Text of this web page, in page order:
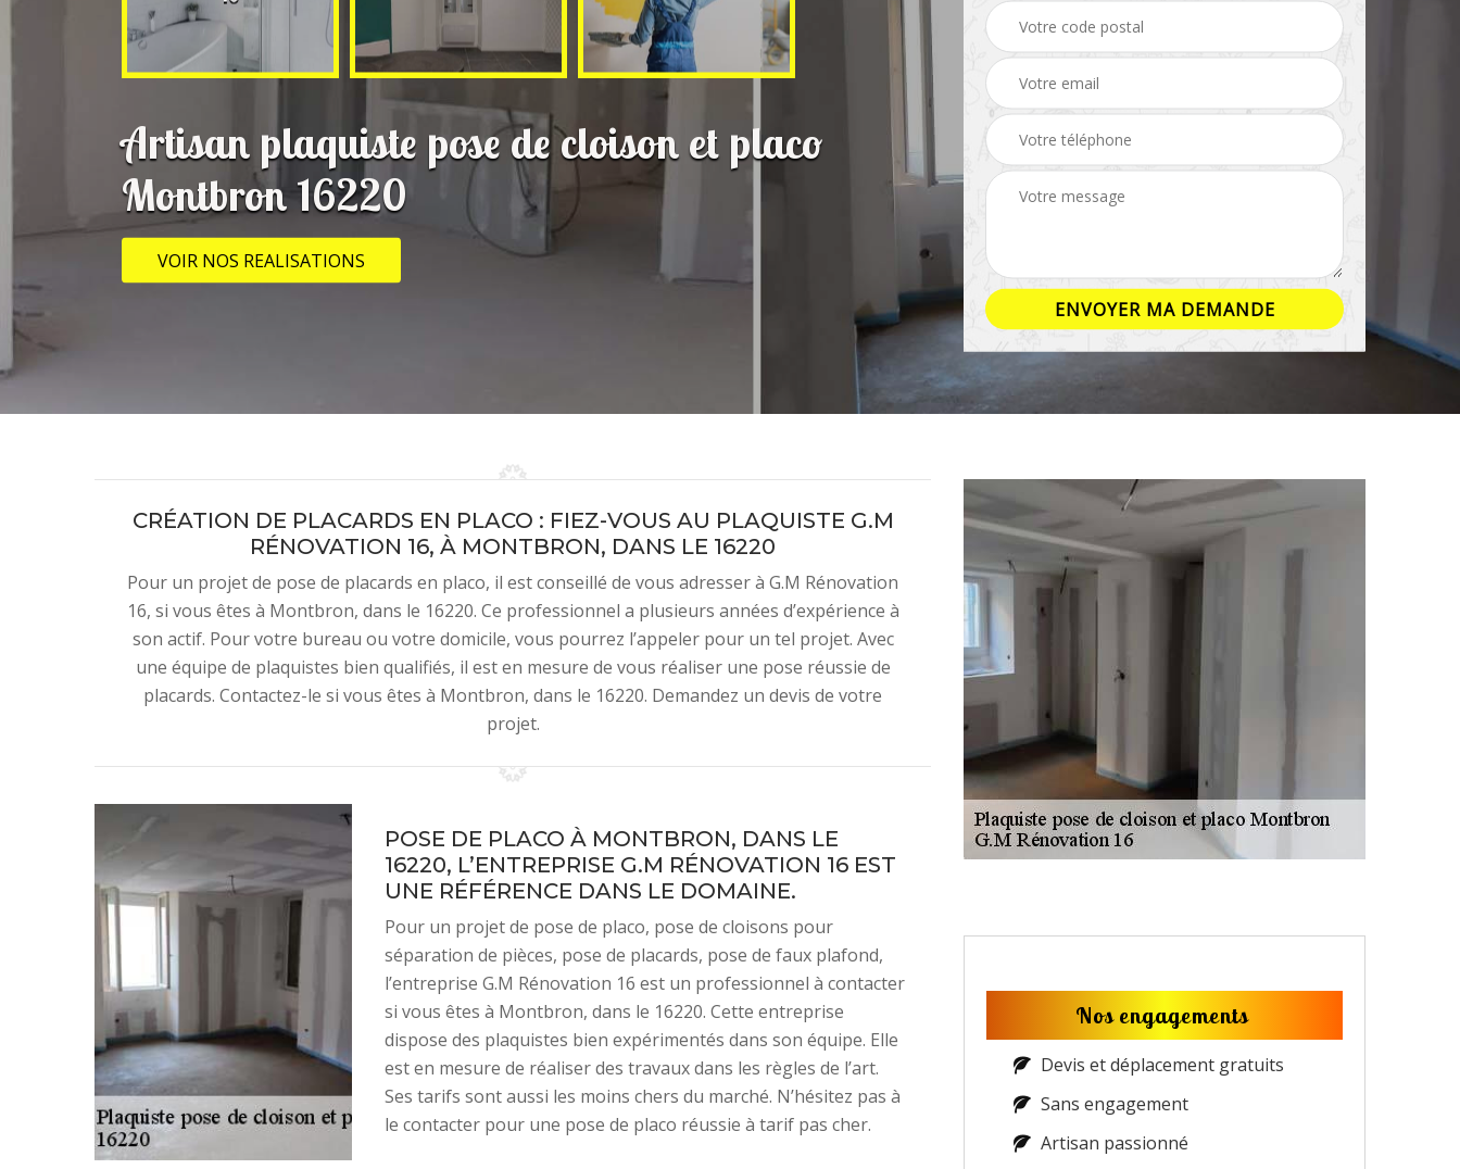
Artisan plaquiste pose de cloison et placo
Montbron 16220
VOIR NOS REALISATIONS
CRÉATION DE PLACARDS EN PLACO : FIEZ-VOUS AU PLAQUISTE G.M
RÉNOVATION 16, À MONTBRON, DANS LE 16220
Pour un projet de pose de placards en placo, il est conseillé de vous adresser à G.M Rénovation
16, si vous êtes à Montbron, dans le 16220. Ce professionnel a plusieurs années d’expérience à
son actif. Pour votre bureau ou votre domicile, vous pourrez l’appeler pour un tel projet. Avec
une équipe de plaquistes bien qualifiés, il est en mesure de vous réaliser une pose réussie de
placards. Contactez-le si vous êtes à Montbron, dans le 16220. Demandez un devis de votre
projet.
POSE DE PLACO À MONTBRON, DANS LE
16220, L’ENTREPRISE G.M RÉNOVATION 16 EST
UNE RÉFÉRENCE DANS LE DOMAINE.
Pour un projet de pose de placo, pose de cloisons pour
séparation de pièces, pose de placards, pose de faux plafond,
l’entreprise G.M Rénovation 16 est un professionnel à contacter
si vous êtes à Montbron, dans le 16220. Cette entreprise
dispose des plaquistes bien expérimentés dans son équipe. Elle
est en mesure de réaliser des travaux dans les règles de l’art.
Ses tarifs sont aussi les moins chers du marché. N’hésitez pas à
le contacter pour une pose de placo réussie à tarif pas cher.
Nos engagements
Devis et déplacement gratuits
Sans engagement
Artisan passionné